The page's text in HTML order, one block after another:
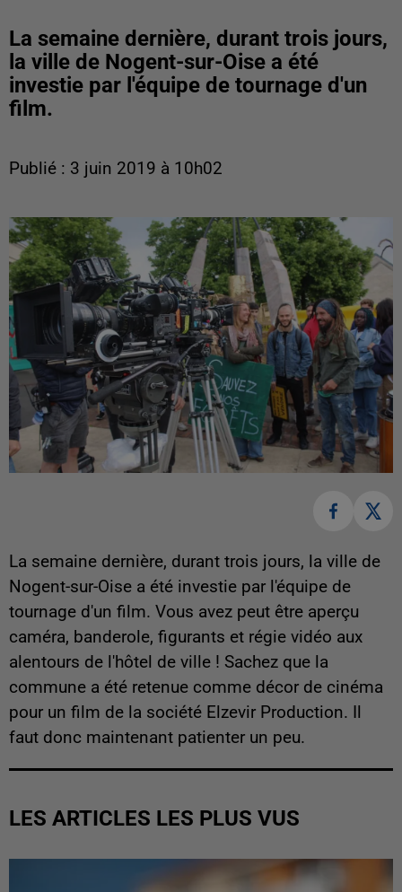
La semaine dernière, durant trois jours,
la ville de Nogent-sur-Oise a été
investie par l'équipe de tournage d'un
film.
Publié : 3 juin 2019 à 10h02
La semaine dernière, durant trois jours, la ville de
Nogent-sur-Oise a été investie par l'équipe de
tournage d'un film. Vous avez peut être aperçu
caméra, banderole, figurants et régie vidéo aux
alentours de l'hôtel de ville ! Sachez que la
commune a été retenue comme décor de cinéma
pour un film de la société Elzevir Production. Il
faut donc maintenant patienter un peu.
LES ARTICLES LES PLUS VUS